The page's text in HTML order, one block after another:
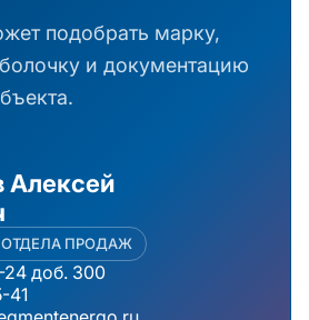
подобрать марку,
и документацию
Алексей
ПРОДАЖ
доб. 300
41